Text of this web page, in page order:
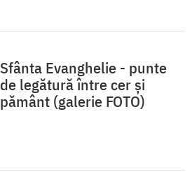
Sfânta Evanghelie - punte
de legătură între cer şi
pământ (galerie FOTO)